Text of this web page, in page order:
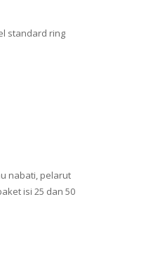
standard ring
nabati, pelarut
isi 25 dan 50